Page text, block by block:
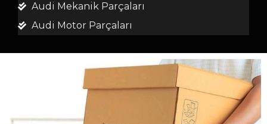
Audi Mekanik Parçaları
Audi Motor Parçaları